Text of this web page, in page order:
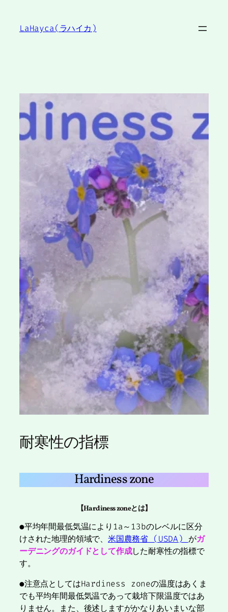
LaHayca(ラハイカ)
耐寒性の指標
Hardiness zone
【Hardiness zoneとは】
●平均年間最低気温により1a～13bのレベルに区分
けされた地理的領域で、米国農務省 (USDA) がガ
ーデニングのガイドとして作成した耐寒性の指標で
す。
●注意点としてはHardiness zoneの温度はあくま
でも平均年間最低気温であって栽培下限温度ではあ
りません。また、後述しますがかなりあいまいな部